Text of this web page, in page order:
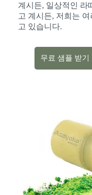
계시든, 일상적인 라
고 계시든, 저희는
고 있습니다.
무료 샘플 받기